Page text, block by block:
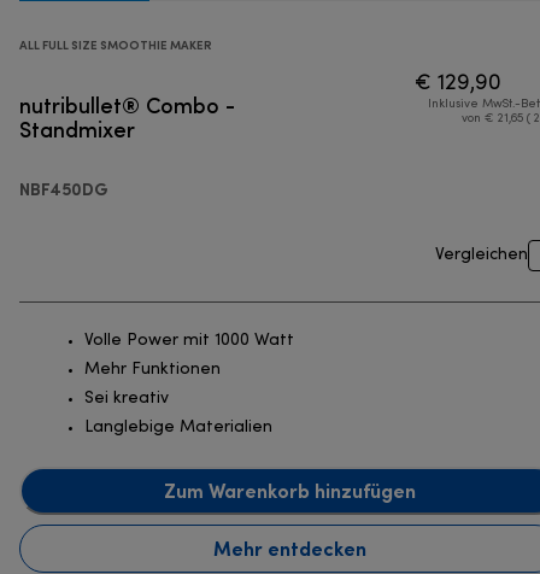
ALL FULL SIZE SMOOTHIE MAKER
nutribullet® Combo -
Standmixer
NBF450DG
€ 129,90
Inklusive MwSt.-
von € 21,65 (
Vergleichen
Volle Power mit 1000 Watt
Mehr Funktionen
Sei kreativ
Langlebige Materialien
Zum Warenkorb hinzufügen
Mehr entdecken